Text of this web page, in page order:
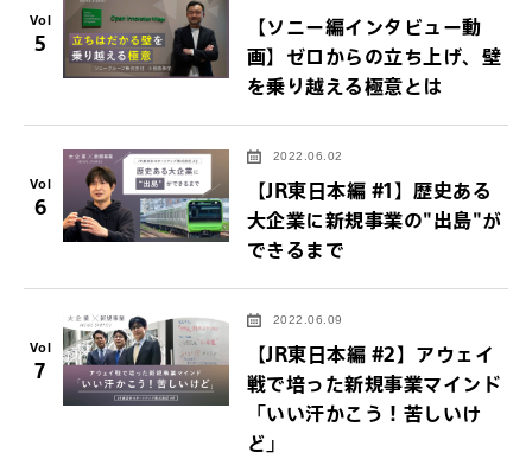
Vol
5
【ソニー編インタビュー動
画】ゼロからの立ち上げ、壁
を乗り越える極意とは
Vol
6
2022.06.02
【JR東日本編 #1】歴史ある
大企業に新規事業の"出島"が
できるまで
Vol
7
2022.06.09
【JR東日本編 #2】アウェイ
戦で培った新規事業マインド
「いい汗かこう！苦しいけ
ど」